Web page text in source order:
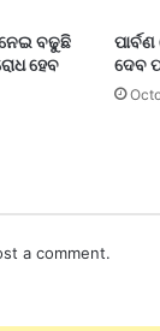
ବଢୁଛି
ହେବ
ଦେବ
a comment.